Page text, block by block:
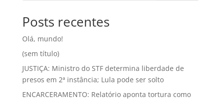
Posts recentes
Olá, mundo!
(sem título)
JUSTIÇA: Ministro do STF determina liberdade de
presos em 2ª instância; Lula pode ser solto
ENCARCERAMENTO: Relatório aponta tortura como